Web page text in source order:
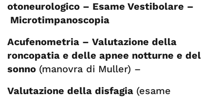
otoneurologico – Esame Vestibolare –
Microtimpanoscopia
Acufenometria – Valutazione della
roncopatia e delle apnee notturne e del
sonno (manovra di Muller) –
Valutazione della disfagia (esame